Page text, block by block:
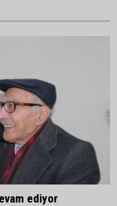
ediyor